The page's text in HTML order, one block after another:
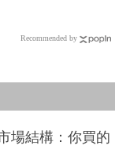
Recommended by
場結構：你買的